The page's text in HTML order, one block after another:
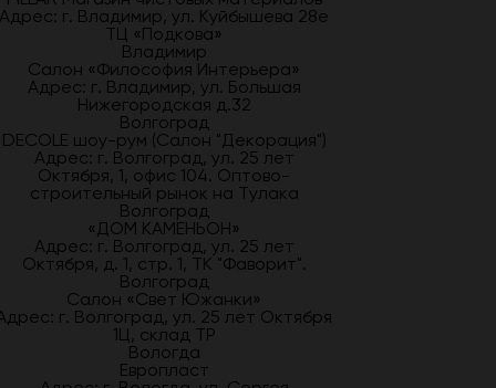
Адрес: г. Владимир, ул. Куйбышева 28е
ТЦ «Подкова»
Владимир
Салон «Философия Интерьера»
Адрес: г. Владимир, ул. Большая
Нижегородская д.32
Волгоград
DECOLE шоу-рум (Салон "Декорация")
Адрес: г. Волгоград, ул. 25 лет
Октября, 1, офис 104. Оптово-
строительный рынок на Тулака
Волгоград
«ДОМ КАМЕНЬОН»
Адрес: г. Волгоград, ул. 25 лет
Октября, д. 1, стр. 1, ТК "Фаворит".
Волгоград
Салон «Свет Южанки»
г. Волгоград, ул. 25 лет Октября
1Ц, склад ТР
Вологда
Европласт